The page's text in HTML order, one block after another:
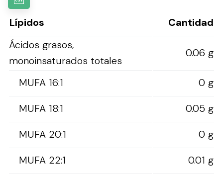
Lípidos
Cantidad
Ácidos grasos,
monoinsaturados totales
0.06 g
MUFA 16:1
0 g
MUFA 18:1
0.05 g
MUFA 20:1
0 g
MUFA 22:1
0.01 g